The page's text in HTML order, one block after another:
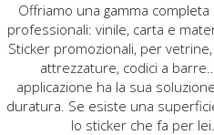
Offriamo una gamma completa
professionali: vinile, carta e
Sticker promozionali, per
attrezzature, codici a
applicazione ha la sua
duratura. Se esiste una
lo sticker che fa per lei.